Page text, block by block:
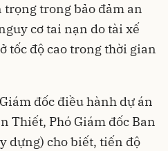
trọng trong bảo đảm an
cơ tai nạn do tài xế
tốc độ cao trong thời gian
đốc điều hành dự án
Thiết, Phó Giám đốc Ban
dựng) cho biết, tiến độ